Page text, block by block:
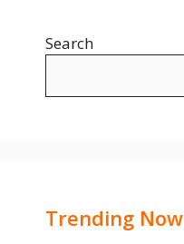
Search
Trending Now